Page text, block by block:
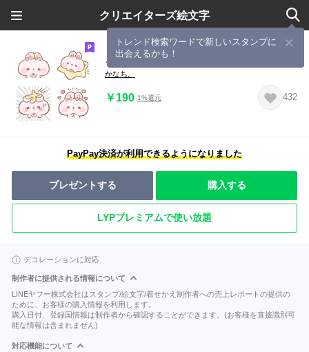
クリエイターズ絵文字
トレンド検索ワードで新しいスタンプに
出会えるかも！
きゅるうさちゃん。
かなち。
￥190 1%還元 432
PayPay決済が利用できるようになりました
プレゼントする 購入する
LYPプレミアムで使い放題
デコレーションに対応
制作者に提供される情報について
LINEヤフー株式会社はスタンプ/絵文字/着せかえ制作者への売上レポートの提供の
ために、お客様の購入情報を利用します。
購入日付、登録国情報は制作者から確認することができます。(お客様を直接識別可
能な情報は含まれません)
対応機能について